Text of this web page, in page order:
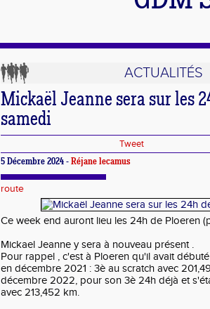
ACTUALITÉS
Mickaël Jeanne sera sur les
samedi
Tweet
5 Décembre 2024 - Réjane lecamus
route
Ce week end auront lieu les 24h de Ploeren
Mickael Jeanne y sera à nouveau présent .
Pour rappel , c'est à Ploeren qu'il avait
en décembre 2021 : 3è au scratch avec
décembre 2022, pour son 3è 24h déjà et
avec 213,452 km.